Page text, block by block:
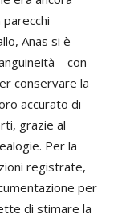
Anas si è
– con
conservare la
accurato di
grazie al
Per la
registrate,
per
di stimare la